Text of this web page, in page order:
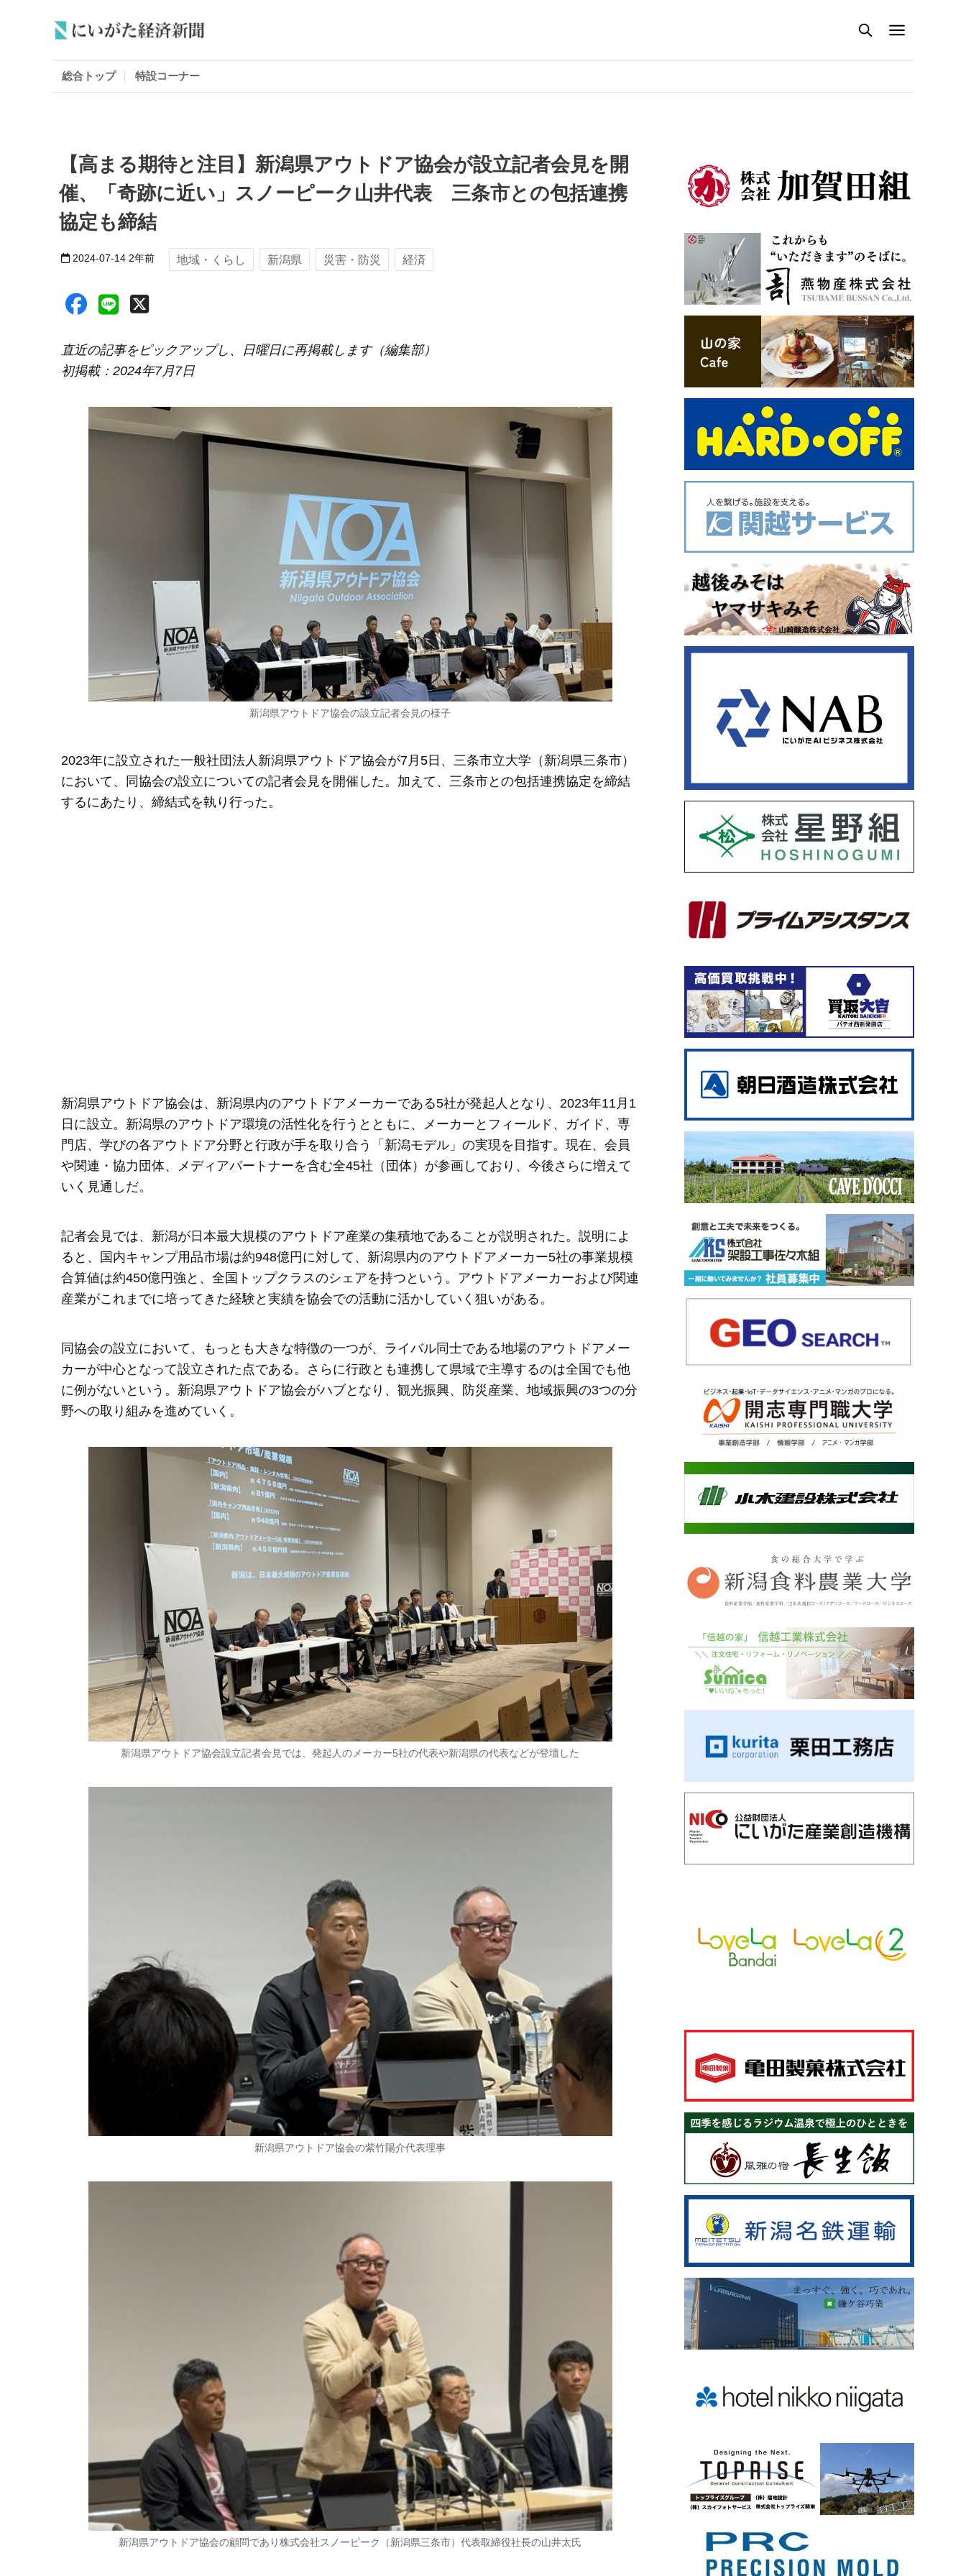
総合トップ 特設コーナー
【高まる期待と注目】新潟県アウトドア協会が設立記者会見を開
催、「奇跡に近い」スノーピーク山井代表 三条市との包括連携
協定も締結
2024-07-14 2年前 地域・くらし 新潟県 災害・防災 経済
直近の記事をピックアップし、日曜日に再掲載します（編集部）
初掲載：2024年7月7日
新潟県アウトドア協会の設立記者会見の様子
2023年に設立された一般社団法人新潟県アウトドア協会が7月5日、三条市立大学（新潟県三条市）
において、同協会の設立についての記者会見を開催した。加えて、三条市との包括連携協定を締結
するにあたり、締結式を執り行った。
新潟県アウトドア協会は、新潟県内のアウトドアメーカーである5社が発起人となり、2023年11月1
日に設立。新潟県のアウトドア環境の活性化を行うとともに、メーカーとフィールド、ガイド、専
門店、学びの各アウトドア分野と行政が手を取り合う「新潟モデル」の実現を目指す。現在、会員
や関連・協力団体、メディアパートナーを含む全45社（団体）が参画しており、今後さらに増えて
いく見通しだ。
記者会見では、新潟が日本最大規模のアウトドア産業の集積地であることが説明された。説明によ
ると、国内キャンプ用品市場は約948億円に対して、新潟県内のアウトドアメーカー5社の事業規模
合算値は約450億円強と、全国トップクラスのシェアを持つという。アウトドアメーカーおよび関連
産業がこれまでに培ってきた経験と実績を協会での活動に活かしていく狙いがある。
同協会の設立において、もっとも大きな特徴の一つが、ライバル同士である地場のアウトドアメー
カーが中心となって設立された点である。さらに行政とも連携して県域で主導するのは全国でも他
に例がないという。新潟県アウトドア協会がハブとなり、観光振興、防災産業、地域振興の3つの分
野への取り組みを進めていく。
新潟県アウトドア協会設立記者会見では、発起人のメーカー5社の代表や新潟県の代表などが登壇した
新潟県アウトドア協会の紫竹陽介代表理事
新潟県アウトドア協会の顧問であり株式会社スノーピーク（新潟県三条市）代表取締役社長の山井太氏